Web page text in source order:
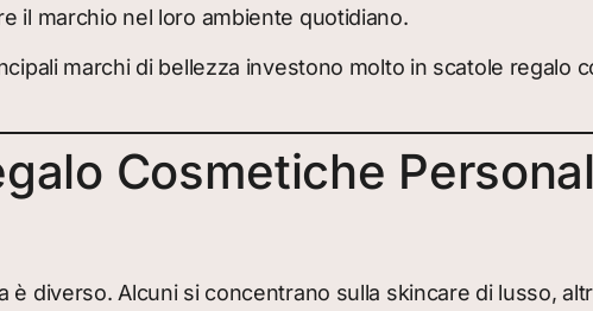
il marchio nel loro ambiente quotidiano.
marchi di bellezza investono molto in scatole
Cosmetiche
è diverso. Alcuni si concentrano sulla skincare di lusso,